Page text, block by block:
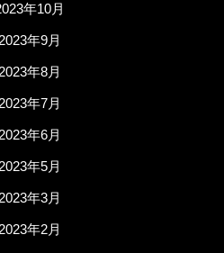
年10月
2023年9月
2023年8月
2023年7月
2023年6月
2023年5月
2023年3月
2023年2月